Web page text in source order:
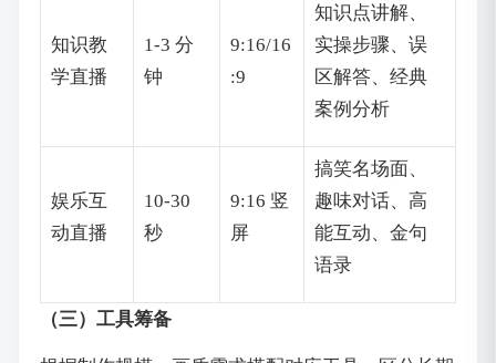
知识教
学直播
1-3 分
钟
9:16/16
:9
知识点讲解、
实操步骤、误
区解答、经典
案例分析
娱乐互
动直播
10-30
秒
9:16 竖
屏
搞笑名场面、
趣味对话、高
能互动、金句
语录
（三）工具筹备